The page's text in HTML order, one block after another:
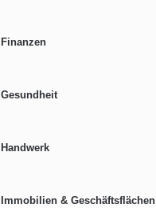
Finanzen
Gesundheit
Handwerk
Immobilien & Geschäftsflächen